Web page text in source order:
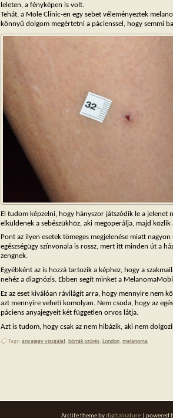
leleten, a fényképen is volt.
Tehát, a Mole Clinic-en egy sebet véleményeztek
könnyű dolgom megértetni a pácienssel, hogy semmi
El tudom képzelni, hogy hányszor játszódik le a
elküldenek a sebészükhöz, aki megoperálja, majd
Pont az ilyen esetek tömeges megjelenése miatt
egészségügy színvonala is rossz, mert itt minden út a
zengnek.
Egyébként az is hozzá tartozik a képhez, hogy a
nehéz a diagnózis. Ebben segít minket a
Ez az eset kiválóan rávilágít arra, hogy mennyire nem
azt mennyire veheti komolyan. Nem csoda, hogy az
páciens anyajegyeit két független orvos látja.
Azt is tudom, hogy csak az nem hibázik, aki nem
Tags: anyajegy vizsgálat, bőrrák szűrés, London, melanoma
Arclite theme bydigitalnature | powered